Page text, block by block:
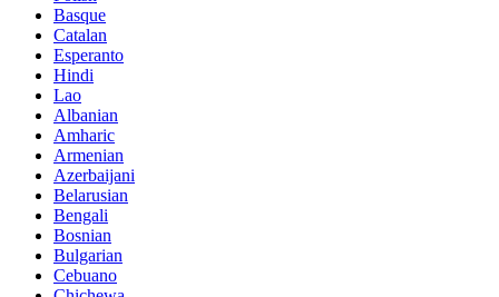
Basque
Catalan
Esperanto
Hindi
Lao
Albanian
Amharic
Armenian
Azerbaijani
Belarusian
Bengali
Bosnian
Bulgarian
Cebuano